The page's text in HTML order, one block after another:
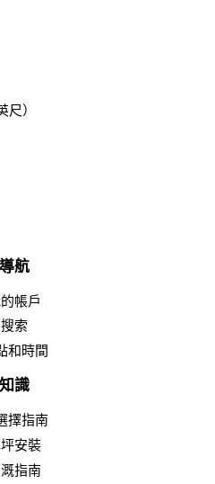
）
導航
帳戶
搜索
和時間
知識
擇指南
安裝
指南